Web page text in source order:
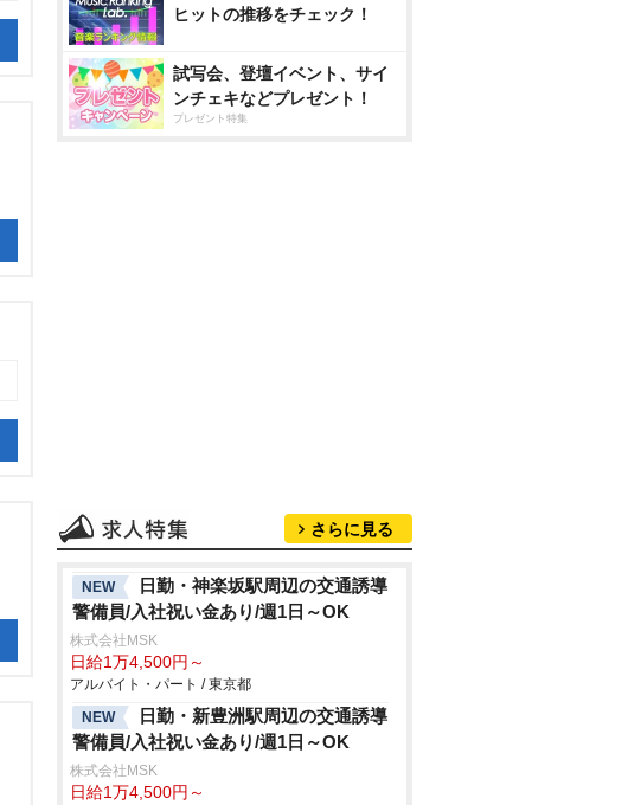
ヒットの推移をチェック！
試写会、登壇イベント、サイ
ンチェキなどプレゼント！
プレゼント特集
さらに見る
NEW
日勤・神楽坂駅周辺の交通誘導
警備員/入社祝い金あり/週1日～OK
株式会社MSK
日給1万4,500円～
アルバイト・パート / 東京都
NEW
日勤・新豊洲駅周辺の交通誘導
警備員/入社祝い金あり/週1日～OK
株式会社MSK
日給1万4,500円～